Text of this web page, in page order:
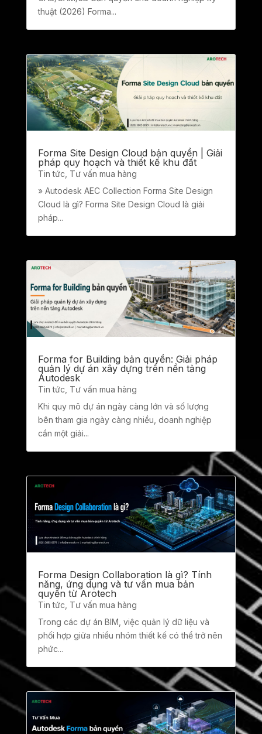
thuật (2026) Forma...
Forma Site Design Cloud bản quyền | Giải
pháp quy hoạch và thiết kế khu đất
Tin tức Tư vấn mua hàng
» Autodesk AEC Collection Forma Site Design
Cloud là gì? Forma Site Design Cloud là giải
pháp...
Forma for Building bản quyền: Giải pháp
quản lý dự án xây dựng trên nền tảng
Autodesk
Tin tức Tư vấn mua hàng
Khi quy mô dự án ngày càng lớn và số lượng
bên tham gia ngày càng nhiều, doanh nghiệp
cần một giải...
Forma Design Collaboration là gì? Tính
năng, ứng dụng và tư vấn mua bản
quyền từ Arotech
Tin tức Tư vấn mua hàng
Trong các dự án BIM, việc quản lý dữ liệu và
phối hợp giữa nhiều nhóm thiết kế có thể trở nên
phức...